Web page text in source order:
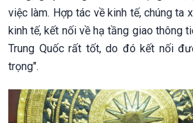
việc làm. Hợp tác về kinh tế, chúng ta
kinh tế, kết nối về hạ tầng giao thông
Trung Quốc rất tốt, do đó kết nối
trọng".